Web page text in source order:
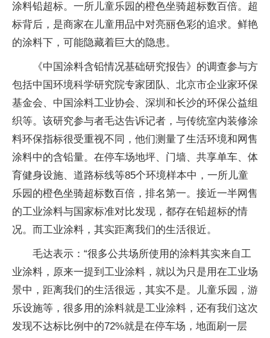
涂料铅超标。一所儿童乐园的橙色坐骑超标数百倍。超
标背后，是商家在儿童用品中对亮丽色彩的追求。鲜艳
的涂料下，可能隐藏着巨大的隐患。
《中国涂料含铅情况基础研究报告》的调查参与方
包括中国环境科学研究院专家团队、北京市企业家环保
基金会、中国涂料工业协会、深圳和长沙的环保公益组
织等。该研究参与者毛达告诉记者，与传统室内装修涂
料环保指标很受重视不同，他们测量了生活环境和网售
涂料中的含铅量。在停车场地坪、门墙、共享单车、体
育健身设施、道路标线等85个环境样本中，一所儿童
乐园的橙色坐骑超标数百倍，排名第一。接近一半网售
的工业涂料与国家标准对比发现，都存在铅超标的情
况。而工业涂料，其实距离我们的生活很近。
毛达表示：“很多公共场所使用的涂料其实来自工
业涂料，原来一提到工业涂料，就以为只是用在工业场
景中，距离我们的生活很远，其实不是。儿童乐园，游
乐设施等，很多用的涂料就是工业涂料，还有我们这次
发现不达标比例中的72%就是在停车场，地面刷一层